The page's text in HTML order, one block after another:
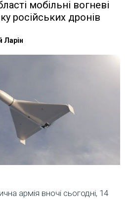
мобільні вогневі
російських дронів
Ларін
армія вночі сьогодні, 14